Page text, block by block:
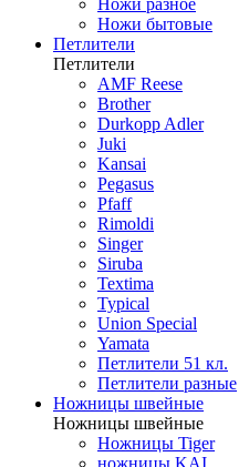
Ножи разное
Ножи бытовые
Петлители
Петлители
AMF Reese
Brother
Durkopp Adler
Juki
Kansai
Pegasus
Pfaff
Rimoldi
Singer
Siruba
Textima
Typical
Union Special
Yamata
Петлители 51 кл.
Петлители разные
Ножницы швейные
Ножницы швейные
Ножницы Tiger
ножницы KAI